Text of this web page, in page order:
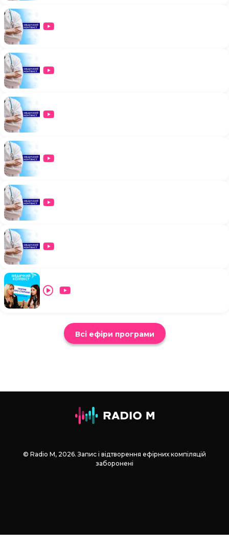
Всі ефіри програми
© Radio М, 2026. Запис і відтворення ефірних компіляцій
заборонені